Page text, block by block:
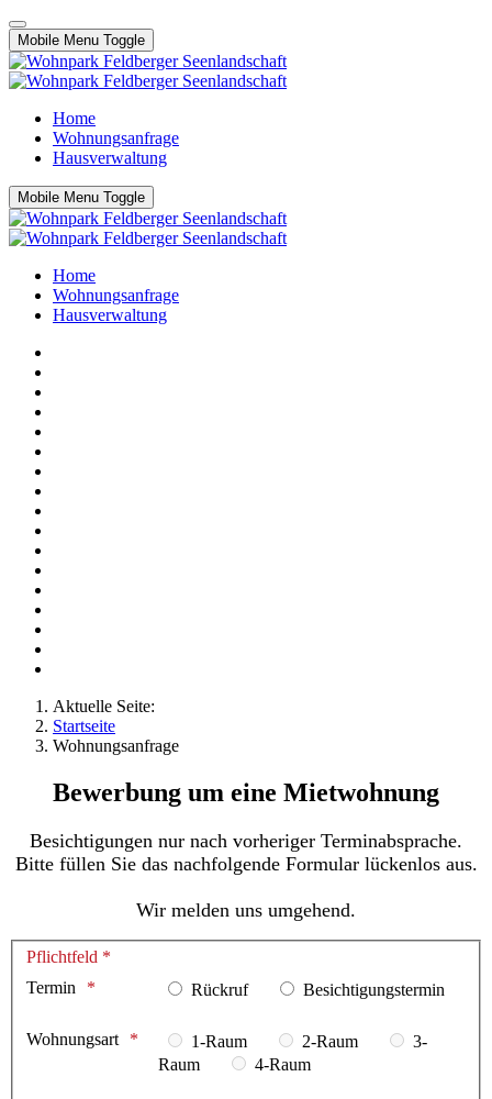
Mobile Menu Toggle
Home
Wohnungsanfrage
Hausverwaltung
Mobile Menu Toggle
Home
Wohnungsanfrage
Hausverwaltung
Aktuelle Seite:
Startseite
Wohnungsanfrage
Bewerbung um eine Mietwohnung
Besichtigungen nur nach vorheriger Terminabsprache.
Bitte füllen Sie das nachfolgende Formular lückenlos aus.
Wir melden uns umgehend.
Pflichtfeld *
Termin
Rückruf Besichtigungstermin
Wohnungsart 1-Raum 2-Raum
3-
Raum
4-Raum